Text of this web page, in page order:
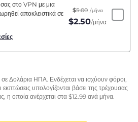
σας στο VPN με μια
αποκλειστικά σε
$5.00 /μήνα
$2.50/μήνα
Δολάρια ΗΠΑ. Ενδέχεται να ισχύουν φόροι,
υπολογίζονται βάσει της τρέχουσας
η οποία ανέρχεται στα $12.99ανά μήνα.